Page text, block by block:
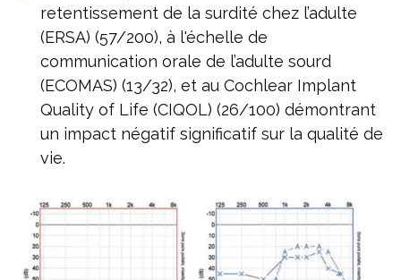
retentissement de la surdité chez l’adulte
(ERSA) (57/200), à l'échelle de
communication orale de l’adulte sourd
(ECOMAS) (13/32), et au Cochlear Implant
Quality of Life (CIQOL) (26/100) démontrant
un impact négatif significatif sur la qualité de
vie.